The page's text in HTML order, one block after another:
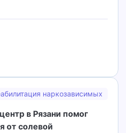
наркозависимых
в Рязани помог
от солевой